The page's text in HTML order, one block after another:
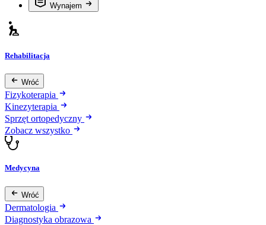
Wynajem
Rehabilitacja
Wróć
Fizykoterapia
Kinezyterapia
Sprzęt ortopedyczny
Zobacz wszystko
Medycyna
Wróć
Dermatologia
Diagnostyka obrazowa